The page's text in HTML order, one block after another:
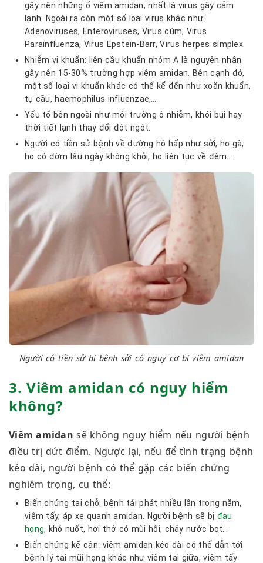
gây nên những ổ viêm amidan, nhất là virus gây cảm
lạnh. Ngoài ra còn một số loại virus khác như:
Adenoviruses, Enteroviruses, Virus cúm, Virus
Parainfluenza, Virus Epstein-Barr, Virus herpes simplex.
Nhiễm vi khuẩn: liên cầu khuẩn nhóm A là nguyên nhân
gây nên 15-30% trường hợp viêm amidan. Bên cạnh đó,
một số loại vi khuẩn khác có thể kể đến như xoắn khuẩn,
tụ cầu, haemophilus influenzae,…
Yếu tố bên ngoài như môi trường ô nhiễm, khói bụi hay
thời tiết lạnh thay đổi đột ngột.
Người có tiền sử bệnh về đường hô hấp như sởi, ho gà,
ho có đờm lâu ngày không khỏi, ho liên tục về đêm…
Người có tiền sử bị bệnh sởi có nguy cơ bị viêm amidan
3. Viêm amidan có nguy hiểm
không?
Viêm amidan sẽ không nguy hiểm nếu người bệnh
điều trị dứt điểm. Ngược lại, nếu để tình trạng bệnh
kéo dài, người bệnh có thể gặp các biến chứng
nghiêm trọng, cụ thể:
Biến chứng tại chỗ: bệnh tái phát nhiều lần trong năm,
viêm tấy, áp xe quanh amidan. Người bệnh sẽ bị đau
họng, khó nuốt, hơi thở có mùi hôi, chảy nước bọt…
Biến chứng kế cận: viêm amidan kéo dài có thể dẫn tới
bệnh lý tai mũi họng khác như viêm tai giữa, viêm tấy